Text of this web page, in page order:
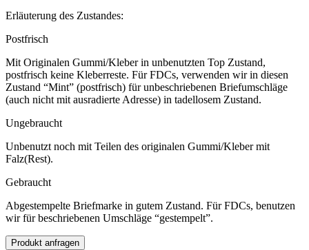
Erläuterung des Zustandes:
Postfrisch
Mit Originalen Gummi/Kleber in unbenutzten Top Zustand,
postfrisch keine Kleberreste. Für FDCs, verwenden wir in diesen
Zustand “Mint” (postfrisch) für unbeschriebenen Briefumschläge
(auch nicht mit ausradierte Adresse) in tadellosem Zustand.
Ungebraucht
Unbenutzt noch mit Teilen des originalen Gummi/Kleber mit
Falz(Rest).
Gebraucht
Abgestempelte Briefmarke in gutem Zustand. Für FDCs, benutzen
wir für beschriebenen Umschläge “gestempelt”.
Produkt anfragen